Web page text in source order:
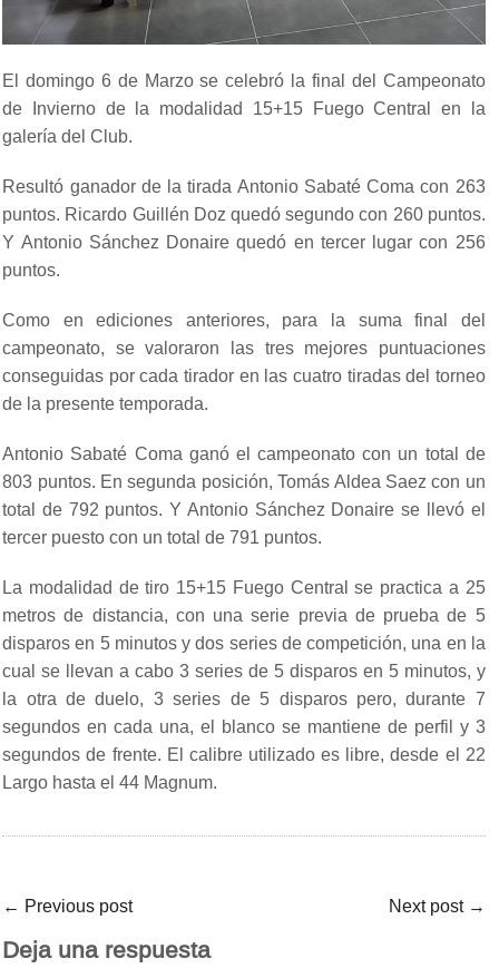
El domingo 6 de Marzo se celebró la final del Campeonato
de Invierno de la modalidad 15+15 Fuego Central en la
galería del Club.
Resultó ganador de la tirada Antonio Sabaté Coma con 263
puntos. Ricardo Guillén Doz quedó segundo con 260 puntos.
Y Antonio Sánchez Donaire quedó en tercer lugar con 256
puntos.
Como en ediciones anteriores, para la suma final del
campeonato, se valoraron las tres mejores puntuaciones
conseguidas por cada tirador en las cuatro tiradas del torneo
de la presente temporada.
Antonio Sabaté Coma ganó el campeonato con un total de
803 puntos. En segunda posición, Tomás Aldea Saez con un
total de 792 puntos. Y Antonio Sánchez Donaire se llevó el
tercer puesto con un total de 791 puntos.
La modalidad de tiro 15+15 Fuego Central se practica a 25
metros de distancia, con una serie previa de prueba de 5
disparos en 5 minutos y dos series de competición, una en la
cual se llevan a cabo 3 series de 5 disparos en 5 minutos, y
la otra de duelo, 3 series de 5 disparos pero, durante 7
segundos en cada una, el blanco se mantiene de perfil y 3
segundos de frente. El calibre utilizado es libre, desde el 22
Largo hasta el 44 Magnum.
← Previous post Next post →
Deja una respuesta